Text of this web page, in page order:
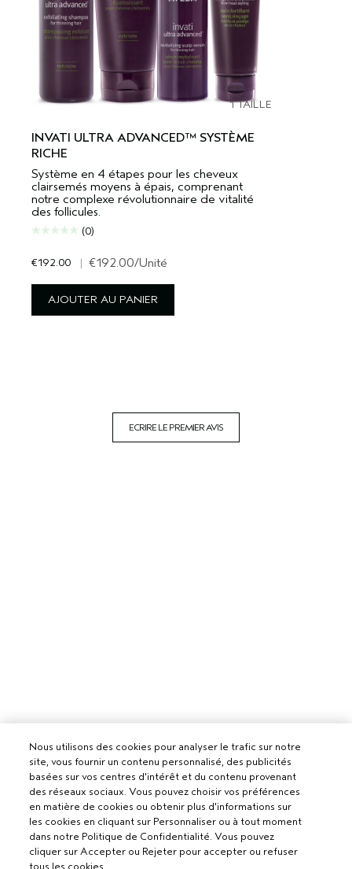
1 TAILLE
INVATI ULTRA ADVANCED™ SYSTÈME
RICHE
Système en 4 étapes pour les cheveux
clairsemés moyens à épais, comprenant
notre complexe révolutionnaire de vitalité
des follicules.
(0)
€192.00 | €192.00/Unité
AJOUTER AU PANIER
ECRIRE LE PREMIER AVIS
Pour les professionnels
Nous utilisons des cookies pour analyser le trafic sur notre
site, vous fournir un contenu personnalisé, des publicités
basées sur vos centres d'intérêt et du contenu provenant
des réseaux sociaux. Vous pouvez choisir vos préférences
en matière de cookies ou obtenir plus d'informations sur
les cookies en cliquant sur Personnaliser ou à tout moment
dans notre Politique de Confidentialité. Vous pouvez
cliquer sur Accepter ou Rejeter pour accepter ou refuser
tous les cookies.